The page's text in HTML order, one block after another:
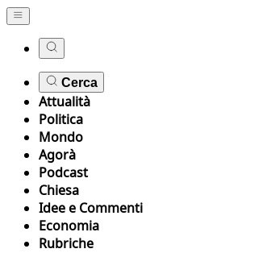
Cerca
Attualità
Politica
Mondo
Agorà
Podcast
Chiesa
Idee e Commenti
Economia
Rubriche